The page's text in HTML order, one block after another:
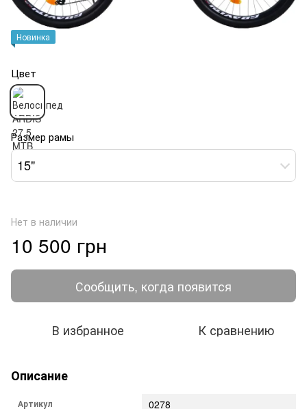
Новинка
Цвет
Размер рамы
15"
Нет в наличии
10 500 грн
Сообщить, когда появится
В избранное К сравнению
Описание
Артикул 0278